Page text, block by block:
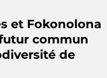
et Fokonolona
commun
de